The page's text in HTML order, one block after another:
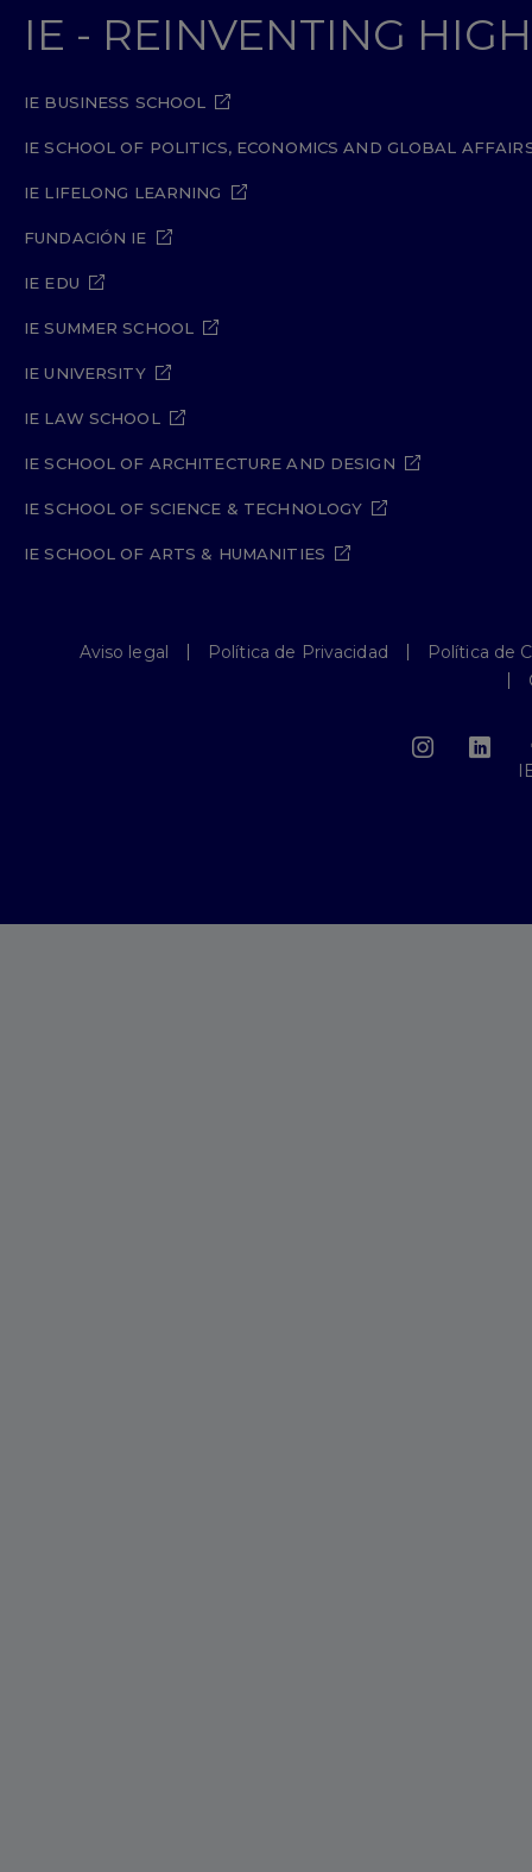
IE - REINVENTING
IE BUSINESS SCHOOL
IE SCHOOL OF POLITICS, ECONOMICS AND GLOBAL
IE LIFELONG LEARNING
FUNDACIÓN IE
IE EDU
IE SUMMER SCHOOL
IE UNIVERSITY
IE LAW SCHOOL
IE SCHOOL OF ARCHITECTURE AND DESIGN
IE SCHOOL OF SCIENCE & TECHNOLOGY
IE SCHOOL OF ARTS & HUMANITIES
Aviso legal Política de Privacidad
Política de